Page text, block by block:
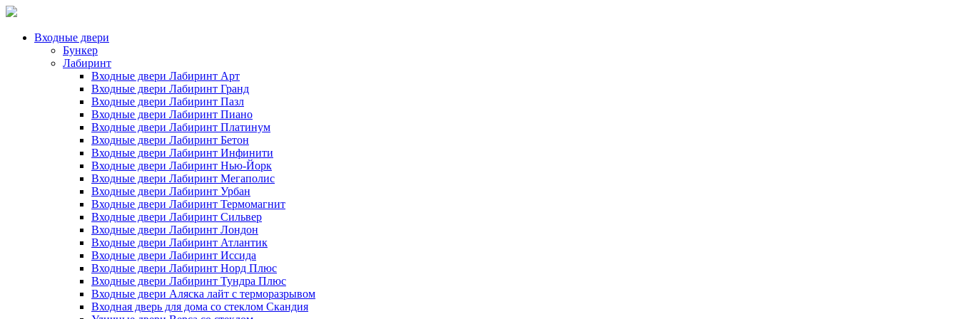
Входные двери
Бункер
Лабиринт
Входные двери Лабиринт Арт
Входные двери Лабиринт Гранд
Входные двери Лабиринт Пазл
Входные двери Лабиринт Пиано
Входные двери Лабиринт Платинум
Входные двери Лабиринт Бетон
Входные двери Лабиринт Инфинити
Входные двери Лабиринт Нью-Йорк
Входные двери Лабиринт Мегаполис
Входные двери Лабиринт Урбан
Входные двери Лабиринт Термомагнит
Входные двери Лабиринт Сильвер
Входные двери Лабиринт Лондон
Входные двери Лабиринт Атлантик
Входные двери Лабиринт Иссида
Входные двери Лабиринт Норд Плюс
Входные двери Лабиринт Тундра Плюс
Входные двери Аляска лайт с терморазрывом
Входная дверь для дома со стеклом Скандия